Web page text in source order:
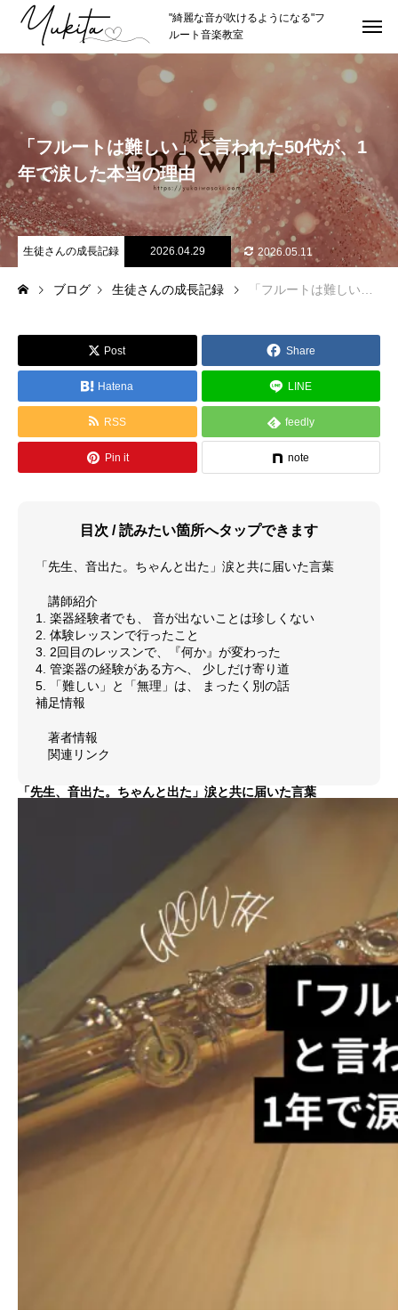
"綺麗な音が吹けるようになる"フ
ルート音楽教室
ABOUT
講師プロフィール
理念やスタイル
推薦者
LESSON レッスン紹介
カリキュラムの詳細
レッスン形式
SCHOOL 教室紹介
最新情報（お知らせ）
アクセス情報
サイトマップ
GALLERY
演奏動画
コンサート情報
個人情報保護方針
特定商取引法
著作権
お問い合わせ 著作権
「フルートは難しい」と言われた50代が、1
年で涙した本当の理由
生徒さんの成長記録 2026.04.29 2026.05.11
ブログ 生徒さんの成長記録 「フルートは難しい」と言われた50代が、1年で涙した本当の理由
Post Share
Hatena LINE
RSS feedly
Pin it note
目次 / 読みたい箇所へタップできます
「先生、音出た。ちゃんと出た」涙と共に届いた言葉
講師紹介
1. 楽器経験者でも、 音が出ないことは珍しくない
2. 体験レッスンで行ったこと
3. 2回目のレッスンで、『何か』が変わった
4. 管楽器の経験がある方へ、 少しだけ寄り道
5. 「難しい」と「無理」は、 まったく別の話
補足情報
著者情報
関連リンク
「先生、音出た。ちゃんと出た」涙と共に届いた言葉